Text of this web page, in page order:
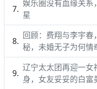
娱乐圈没有血缘关系
星
回顾：费翔与李宇
秘，未婚无子为何情
辽宁太太团再迎一
身，女友妥妥的白富